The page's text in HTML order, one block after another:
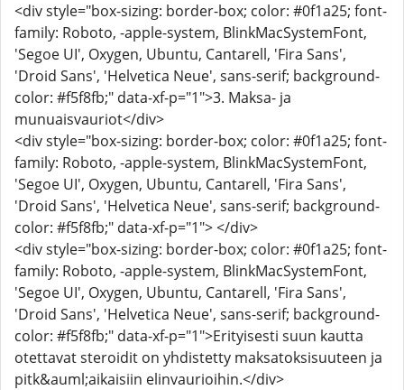
<div style="box-sizing: border-box; color: #0f1a25; font-
family: Roboto, -apple-system, BlinkMacSystemFont,
'Segoe UI', Oxygen, Ubuntu, Cantarell, 'Fira Sans',
'Droid Sans', 'Helvetica Neue', sans-serif; background-
color: #f5f8fb;" data-xf-p="1">3. Maksa- ja
munuaisvauriot</div>
<div style="box-sizing: border-box; color: #0f1a25; font-
family: Roboto, -apple-system, BlinkMacSystemFont,
'Segoe UI', Oxygen, Ubuntu, Cantarell, 'Fira Sans',
'Droid Sans', 'Helvetica Neue', sans-serif; background-
color: #f5f8fb;" data-xf-p="1"> </div>
<div style="box-sizing: border-box; color: #0f1a25; font-
family: Roboto, -apple-system, BlinkMacSystemFont,
'Segoe UI', Oxygen, Ubuntu, Cantarell, 'Fira Sans',
'Droid Sans', 'Helvetica Neue', sans-serif; background-
color: #f5f8fb;" data-xf-p="1">Erityisesti suun kautta
otettavat steroidit on yhdistetty maksatoksisuuteen ja
pitk&auml;aikaisiin elinvaurioihin.</div>